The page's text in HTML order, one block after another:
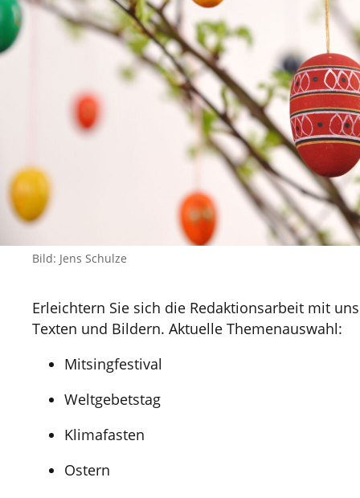
Bild: Jens Schulze
Erleichtern Sie sich die Redaktionsarbeit mit
Texten und Bildern. Aktuelle Themenauswahl:
Mitsingfestival
Weltgebetstag
Klimafasten
Ostern